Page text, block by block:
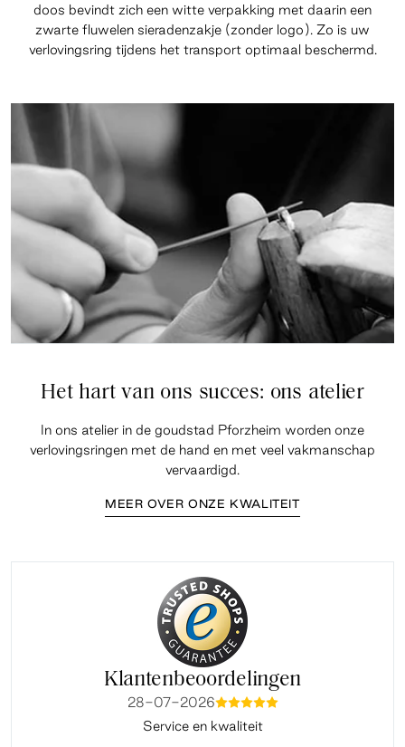
doos bevindt zich een witte verpakking met daarin een
zwarte fluwelen sieradenzakje (zonder logo). Zo is uw
verlovingsring tijdens het transport optimaal beschermd.
Het hart van ons succes: ons atelier
In ons atelier in de goudstad Pforzheim worden onze
verlovingsringen met de hand en met veel vakmanschap
vervaardigd.
MEER OVER ONZE KWALITEIT
Klantenbeoordelingen
28-07-2026mmmmm
Service en kwaliteit